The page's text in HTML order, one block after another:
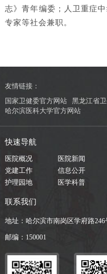
志》青年编委；人卫重症
专家等社会兼职。
友情链接：
国家卫健委官方网站
黑龙江省
哈尔滨医科大学官方网站
快速导航
医院概况 医院新闻
党建工作
信息公开
护理园地
医学科普
联系我们
地址：哈尔滨市南岗区学府路246
邮编：150001